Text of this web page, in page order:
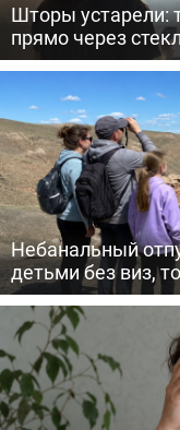
Шторы устарели:
прямо через
Небанальный
детьми без виз,